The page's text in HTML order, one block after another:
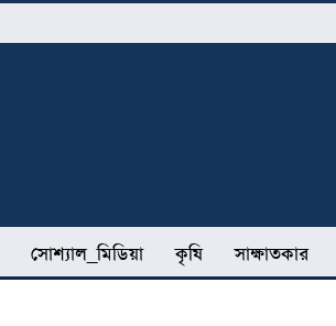
সোশ্যাল_মিডিয়া কৃষি সাক্ষাতকার